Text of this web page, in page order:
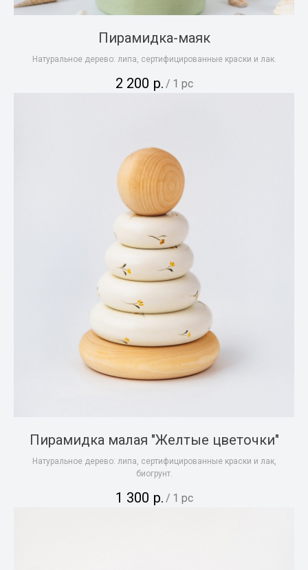
Пирамидка-маяк
Натуральное дерево: липа, сертифицированные краски и лак.
2 200 р. / 1 pc
Пирамидка малая "Желтые цветочки"
Натуральное дерево: липа, сертифицированные краски и лак,
биогрунт.
1 300 р. / 1 pc